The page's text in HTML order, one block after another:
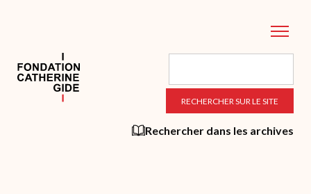
principal
Rechercher dans les archives